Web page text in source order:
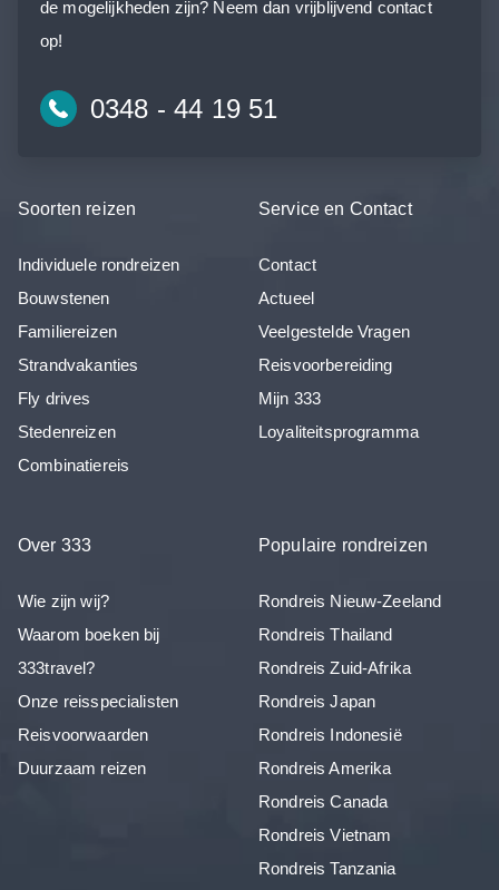
de mogelijkheden zijn? Neem dan vrijblijvend contact
op!
0348 - 44 19 51
Soorten reizen
Individuele rondreizen
Bouwstenen
Familiereizen
Strandvakanties
Fly drives
Stedenreizen
Combinatiereis
Service en Contact
Contact
Actueel
Veelgestelde Vragen
Reisvoorbereiding
Mijn 333
Loyaliteitsprogramma
Over 333
Wie zijn wij?
Waarom boeken bij
333travel?
Onze reisspecialisten
Reisvoorwaarden
Duurzaam reizen
Populaire rondreizen
Rondreis Nieuw-Zeeland
Rondreis Thailand
Rondreis Zuid-Afrika
Rondreis Japan
Rondreis Indonesië
Rondreis Amerika
Rondreis Canada
Rondreis Vietnam
Rondreis Tanzania